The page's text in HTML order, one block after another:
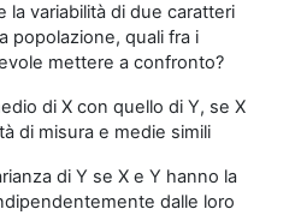
la variabilità di due caratteri
popolazione, quali fra i
mettere a confronto?
di X con quello di Y, se X
di misura e medie simili
di Y se X e Y hanno la
dalle loro